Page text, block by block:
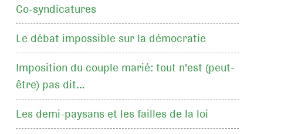
Co-syndicatures
Le débat impossible sur la démocratie
Imposition du couple marié: tout n'est (peut-
être) pas dit…
Les demi-paysans et les failles de la loi